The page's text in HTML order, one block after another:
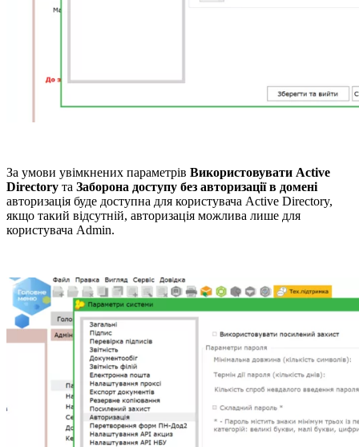
За умови увімкнених параметрів Використовувати Active
Directory та Заборона доступу без авторизації в домені
авторизація буде доступна для користувача Active Directory,
якщо такий відсутній, авторизація можлива лише для
користувача Admin.